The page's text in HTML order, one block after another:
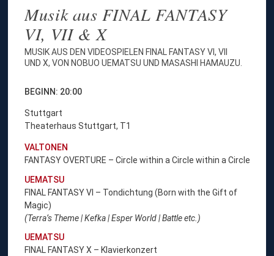
Musik aus FINAL FANTASY
VI, VII & X
MUSIK AUS DEN VIDEOSPIELEN FINAL FANTASY VI, VII
UND X, VON NOBUO UEMATSU UND MASASHI HAMAUZU.
BEGINN: 20:00
Stuttgart
Theaterhaus Stuttgart, T1
VALTONEN
FANTASY OVERTURE – Circle within a Circle within a Circle
UEMATSU
FINAL FANTASY VI – Tondichtung (Born with the Gift of
Magic)
(Terra’s Theme | Kefka | Esper World | Battle etc.)
UEMATSU
FINAL FANTASY X – Klavierkonzert